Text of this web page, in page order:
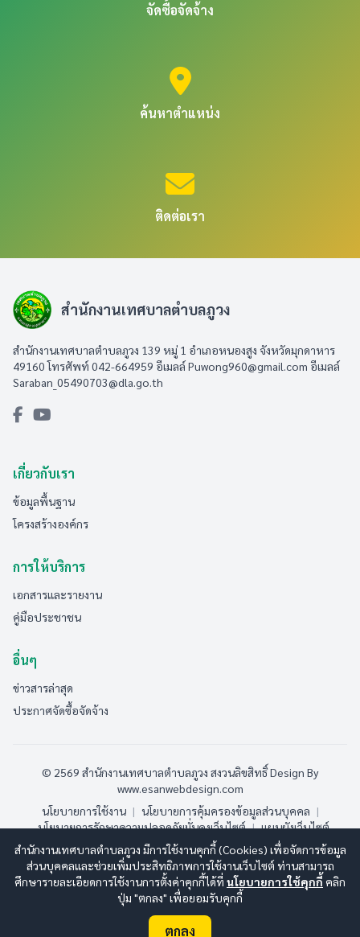
จัดซื้อจัดจ้าง
ค้นหาตำแหน่ง
ติดต่อเรา
สำนักงานเทศบาลตำบลภูวง
สำนักงานเทศบาลตำบลภูวง 139 หมู่ 1 อำเภอหนองสูง จังหวัดมุกดาหาร
49160 โทรศัพท์ 042-664959 อีเมลล์Puwong960@gmail.com อีเมลล์
Saraban_05490703@dla.go.th
เกี่ยวกับเรา
ข้อมูลพื้นฐาน
โครงสร้างองค์กร
การให้บริการ
เอกสารและรายงาน
คู่มือประชาชน
อื่นๆ
ข่าวสารล่าสุด
ประกาศจัดซื้อจัดจ้าง
© 2569 สำนักงานเทศบาลตำบลภูวง สงวนลิขสิทธิ์Design By
www.esanwebdesign.com
นโยบายการใช้งาน | นโยบายการคุ้มครองข้อมูลส่วนบุคคล |
นโยบายการรักษาความปลอดภัยมั่นคงเว็บไซต์ | แผนผังเว็บไซต์
ออนไลน์:6 ทั้งหมด:186 (ดูสถิติทั้งหมด)
สำนักงานเทศบาลตำบลภูวง มีการใช้งานคุกกี้ (Cookies) เพื่อจัดการข้อมูล
ส่วนบุคคลและช่วยเพิ่มประสิทธิภาพการใช้งานเว็บไซต์ ท่านสามารถ
ศึกษารายละเอียดการใช้งานการตั้งค่าคุกกี้ได้ที่ นโยบายการใช้คุกกี้ คลิก
ปุ่ม "ตกลง" เพื่อยอมรับคุกกี้
ตกลง